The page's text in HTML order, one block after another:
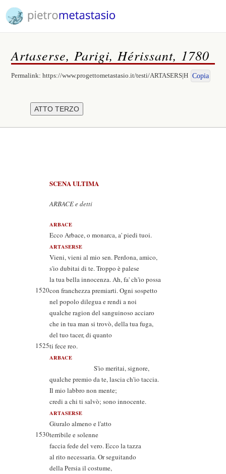
Artaserse, Parigi, Hérissant, 1780
Permalink:https://www.progettometastasio.it/testi/ARTASERS|H Copia
SCENA ULTIMA
ARBACE e detti
ARBACE
Ecco Arbace, o monarca, a' piedi tuoi.
ARTASERSE
Vieni, vieni al mio sen. Perdona, amico,
s'io dubitai di te. Troppo è palese
la tua bella innocenza. Ah, fa' ch'io possa
1520con franchezza premiarti. Ogni sospetto
nel popolo dilegua e rendi a noi
qualche ragion del sanguinoso acciaro
che in tua man si trovò, della tua fuga,
del tuo tacer, di quanto
1525ti fece reo.
ARBACE
S'io meritai, signore,
qualche premio da te, lascia ch'io taccia.
Il mio labbro non mente;
credi a chi ti salvò; sono innocente.
ARTASERSE
Giuralo almeno e l'atto
1530terribile e solenne
faccia fede del vero. Ecco la tazza
al rito necessaria. Or seguitando
della Persia il costume,